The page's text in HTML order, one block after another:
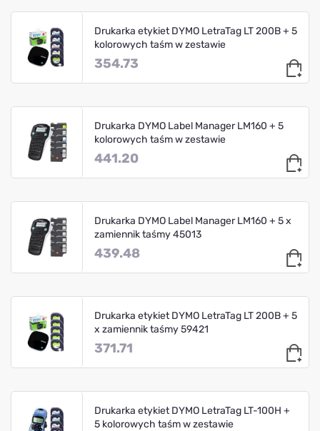
Drukarka etykiet DYMO LetraTag LT 200B + 5
kolorowych taśm w zestawie
354.73
Drukarka DYMO Label Manager LM160 + 5
kolorowych taśm w zestawie
441.20
Drukarka DYMO Label Manager LM160 + 5 x
zamiennik taśmy 45013
439.48
Drukarka etykiet DYMO LetraTag LT 200B + 5
x zamiennik taśmy 59421
371.71
Drukarka etykiet DYMO LetraTag LT-100H +
5 kolorowych taśm w zestawie